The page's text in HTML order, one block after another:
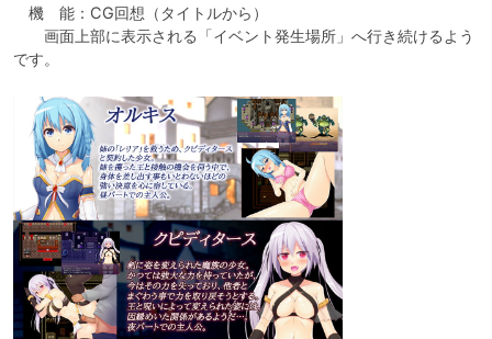
機　能：CG回想（タイトルから）
画面上部に表示される「イベント発生場所」へ行き続けるよう
です。